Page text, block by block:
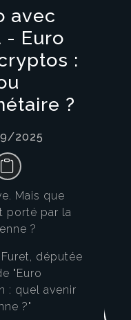
avec
- Euro
:
?
2025
Mais que
porté par la
?
députée
"Euro
: quel avenir
?"